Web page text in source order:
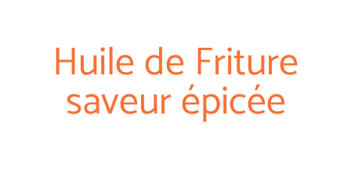
Huile de Friture
saveur épicée